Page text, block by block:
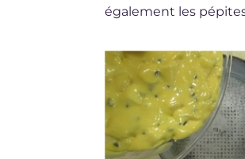
également les